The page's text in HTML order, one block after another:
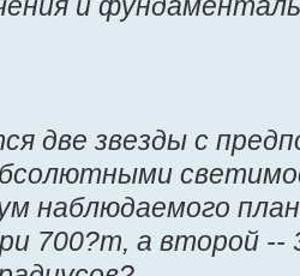
две звезды с
наблюдаемого
700?m, а второй --